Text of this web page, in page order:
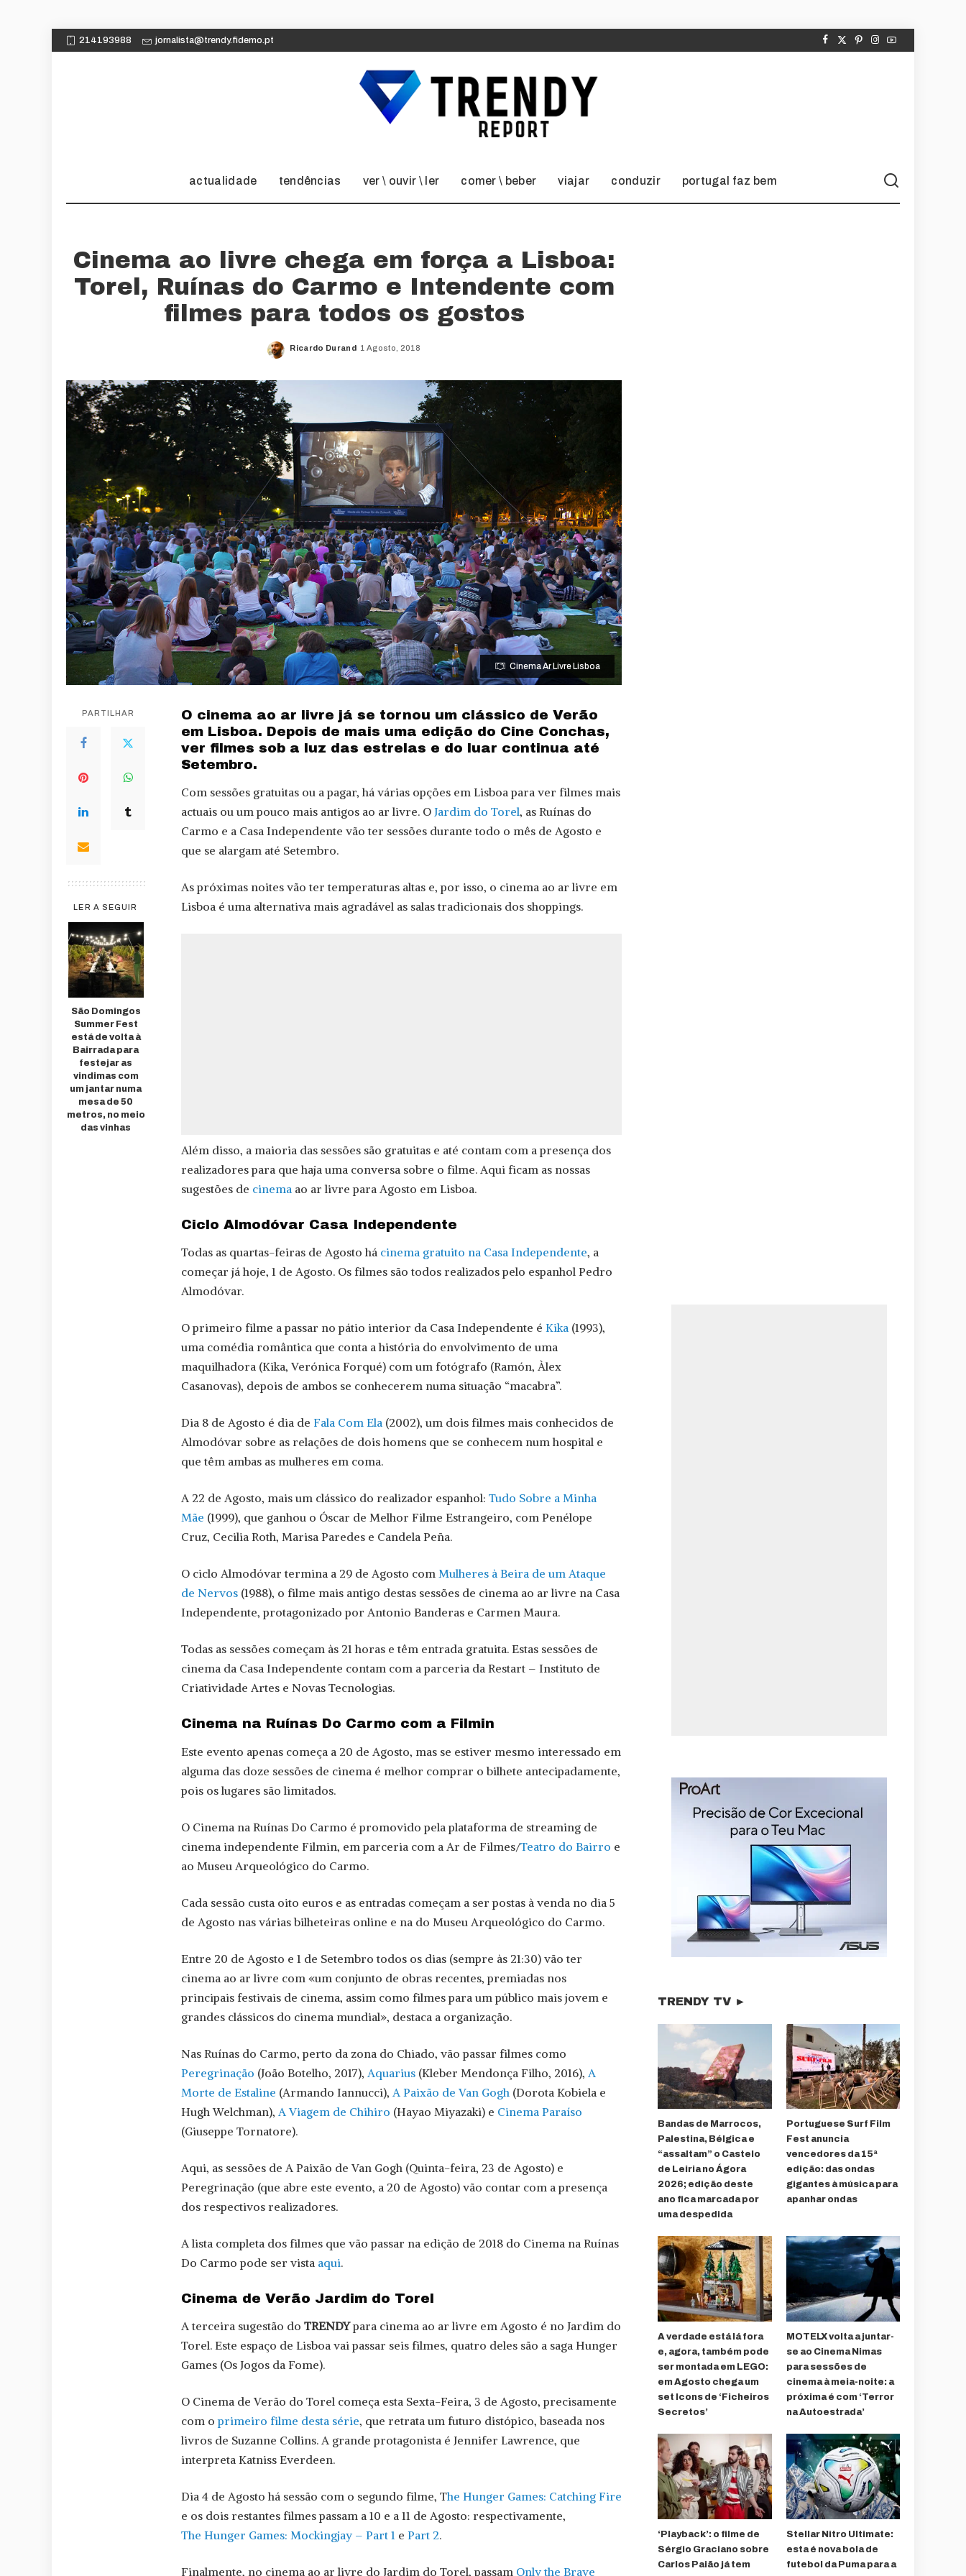
214193988 jornalista@trendy.fidemo.pt
actualidade tendências ver \ ouvir \ ler comer \ beber viajar conduzir portugal faz bem
Cinema ao livre chega em força a Lisboa:
Torel, Ruínas do Carmo e Intendente com
filmes para todos os gostos
Posted
Ricardo Durand 1 Agosto, 2018
Cinema Ar Livre Lisboa
PARTILHAR
LER A SEGUIR
São Domingos
Summer Fest
está de volta à
Bairrada para
festejar as
vindimas com
um jantar numa
mesa de 50
metros, no meio
das vinhas
O cinema ao ar livre já se tornou um clássico de Verão
em Lisboa. Depois de mais uma edição do Cine Conchas,
ver filmes sob a luz das estrelas e do luar continua até
Setembro.
Com sessões gratuitas ou a pagar, há várias opções em Lisboa para ver filmes mais
actuais ou um pouco mais antigos ao ar livre. O Jardim do Torel, as Ruínas do
Carmo e a Casa Independente vão ter sessões durante todo o mês de Agosto e
que se alargam até Setembro.
As próximas noites vão ter temperaturas altas e, por isso, o cinema ao ar livre em
Lisboa é uma alternativa mais agradável as salas tradicionais dos shoppings.
Além disso, a maioria das sessões são gratuitas e até contam com a presença dos
realizadores para que haja uma conversa sobre o filme. Aqui ficam as nossas
sugestões de cinema ao ar livre para Agosto em Lisboa.
Ciclo Almodóvar Casa Independente
Todas as quartas-feiras de Agosto há cinema gratuito na Casa Independente, a
começar já hoje, 1 de Agosto. Os filmes são todos realizados pelo espanhol Pedro
Almodóvar.
O primeiro filme a passar no pátio interior da Casa Independente é Kika (1993),
uma comédia romântica que conta a história do envolvimento de uma
maquilhadora (Kika, Verónica Forqué) com um fotógrafo (Ramón, Àlex
Casanovas), depois de ambos se conhecerem numa situação “macabra”.
Dia 8 de Agosto é dia de Fala Com Ela (2002), um dois filmes mais conhecidos de
Almodóvar sobre as relações de dois homens que se conhecem num hospital e
que têm ambas as mulheres em coma.
A 22 de Agosto, mais um clássico do realizador espanhol: Tudo Sobre a Minha
Mãe (1999), que ganhou o Óscar de Melhor Filme Estrangeiro, com Penélope
Cruz, Cecilia Roth, Marisa Paredes e Candela Peña.
O ciclo Almodóvar termina a 29 de Agosto com Mulheres à Beira de um Ataque
de Nervos (1988), o filme mais antigo destas sessões de cinema ao ar livre na Casa
Independente, protagonizado por Antonio Banderas e Carmen Maura.
Todas as sessões começam às 21 horas e têm entrada gratuita. Estas sessões de
cinema da Casa Independente contam com a parceria da Restart – Instituto de
Criatividade Artes e Novas Tecnologias.
Cinema na Ruínas Do Carmo com a Filmin
Este evento apenas começa a 20 de Agosto, mas se estiver mesmo interessado em
alguma das doze sessões de cinema é melhor comprar o bilhete antecipadamente,
pois os lugares são limitados.
O Cinema na Ruínas Do Carmo é promovido pela plataforma de streaming de
cinema independente Filmin, em parceria com a Ar de Filmes/Teatro do Bairro e
ao Museu Arqueológico do Carmo.
Cada sessão custa oito euros e as entradas começam a ser postas à venda no dia 5
de Agosto nas várias bilheteiras online e na do Museu Arqueológico do Carmo.
Entre 20 de Agosto e 1 de Setembro todos os dias (sempre às 21:30) vão ter
cinema ao ar livre com «um conjunto de obras recentes, premiadas nos
principais festivais de cinema, assim como filmes para um público mais jovem e
grandes clássicos do cinema mundial», destaca a organização.
Nas Ruínas do Carmo, perto da zona do Chiado, vão passar filmes como
Peregrinação (João Botelho, 2017), Aquarius (Kleber Mendonça Filho, 2016), A
Morte de Estaline (Armando Iannucci), A Paixão de Van Gogh (Dorota Kobiela e
Hugh Welchman), A Viagem de Chihiro (Hayao Miyazaki) e Cinema Paraíso
(Giuseppe Tornatore).
Aqui, as sessões de A Paixão de Van Gogh (Quinta-feira, 23 de Agosto) e
Peregrinação (que abre este evento, a 20 de Agosto) vão contar com a presença
dos respectivos realizadores.
A lista completa dos filmes que vão passar na edição de 2018 do Cinema na Ruínas
Do Carmo pode ser vista aqui.
Cinema de Verão Jardim do Torel
A terceira sugestão do TRENDYpara cinema ao ar livre em Agosto é no Jardim do
Torel. Este espaço de Lisboa vai passar seis filmes, quatro deles são a saga Hunger
Games (Os Jogos da Fome).
O Cinema de Verão do Torel começa esta Sexta-Feira, 3 de Agosto, precisamente
com oprimeiro filme desta série, que retrata um futuro distópico, baseada nos
livros de Suzanne Collins. A grande protagonista é Jennifer Lawrence, que
interpreta Katniss Everdeen.
Dia 4 de Agosto há sessão com o segundo filme, The Hunger Games: Catching Fire
e os dois restantes filmes passam a 10 e a 11 de Agosto: respectivamente,
The Hunger Games: Mockingjay – Part 1 e Part 2.
Finalmente, no cinema ao ar livre do Jardim do Torel, passam Only the Brave
TRENDY TV ►
Bandas de Marrocos,
Palestina, Bélgica e
“assaltam” o Castelo
de Leiria no Ágora
2026; edição deste
ano fica marcada por
uma despedida
Portuguese Surf Film
Fest anuncia
vencedores da 15ª
edição: das ondas
gigantes à música para
apanhar ondas
A verdade está lá fora
e, agora, também pode
ser montada em LEGO:
em Agosto chega um
set Icons de ‘Ficheiros
Secretos’
MOTELX volta a juntar-
se ao Cinema Nimas
para sessões de
cinema à meia-noite: a
próxima é com ‘Terror
na Autoestrada’
‘Playback’: o filme de
Sérgio Graciano sobre
Carlos Paião já tem
Stellar Nitro Ultimate:
esta é nova bola de
futebol da Puma para a